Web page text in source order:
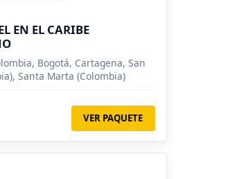
EN EL CARIBE
Bogotá, Cartagena, San
Santa Marta (Colombia)
VER PAQUETE